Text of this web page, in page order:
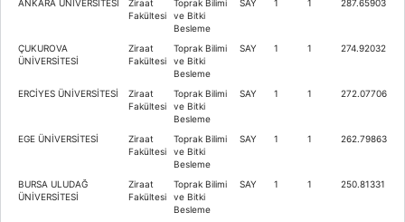
ANKARA ÜNİVERSİTESİ
Ziraat
Fakültesi
Toprak Bilimi
ve Bitki
Besleme
SAY 1 1 287.65903
ÇUKUROVA
ÜNİVERSİTESİ
Ziraat
Fakültesi
Toprak Bilimi
ve Bitki
Besleme
SAY 1 1 274.92032
ERCİYES ÜNİVERSİTESİ
Ziraat
Fakültesi
Toprak Bilimi
ve Bitki
Besleme
SAY 1 1 272.07706
EGE ÜNİVERSİTESİ
Ziraat
Fakültesi
Toprak Bilimi
ve Bitki
Besleme
SAY 1 1 262.79863
BURSA ULUDAĞ
ÜNİVERSİTESİ
Ziraat
Fakültesi
Toprak Bilimi
ve Bitki
Besleme
SAY 1 1 250.81331